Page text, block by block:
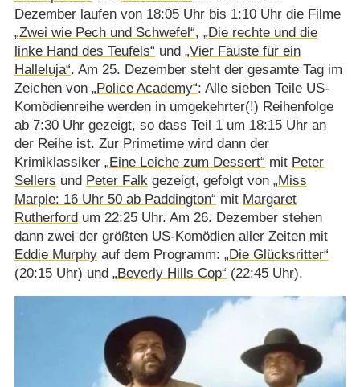
Dezember laufen von 18:05 Uhr bis 1:10 Uhr die Filme
„Zwei wie Pech und Schwefel“, „Die rechte und die
linke Hand des Teufels“ und „Vier Fäuste für ein
Halleluja“. Am 25. Dezember steht der gesamte Tag im
Zeichen von „Police Academy“: Alle sieben Teile US-
Komödienreihe werden in umgekehrter(!) Reihenfolge
ab 7:30 Uhr gezeigt, so dass Teil 1 um 18:15 Uhr an
der Reihe ist. Zur Primetime wird dann der
Krimiklassiker „Eine Leiche zum Dessert“ mit Peter
Sellers und Peter Falkgezeigt, gefolgt von „Miss
Marple: 16 Uhr 50 ab Paddington“ mit Margaret
Rutherford um 22:25 Uhr. Am 26. Dezember stehen
dann zwei der größten US-Komödien aller Zeiten mit
Eddie Murphyauf dem Programm: „Die Glücksritter“
(20:15 Uhr) und „Beverly Hills Cop“ (22:45 Uhr).